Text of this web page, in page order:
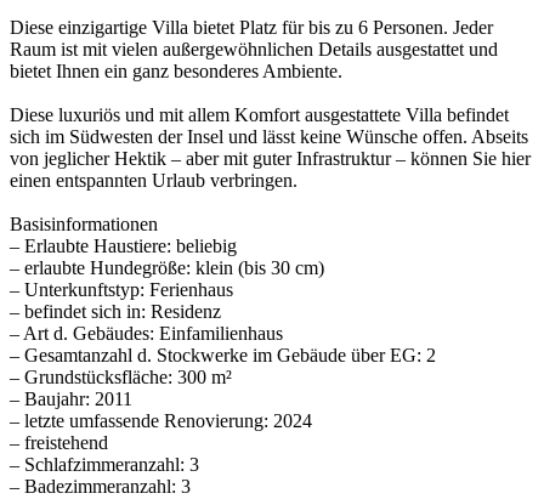
Diese einzigartige Villa bietet Platz für bis zu 6 Personen. Jeder
Raum ist mit vielen außergewöhnlichen Details ausgestattet und
bietet Ihnen ein ganz besonderes Ambiente.
Diese luxuriös und mit allem Komfort ausgestattete Villa befindet
sich im Südwesten der Insel und lässt keine Wünsche offen. Abseits
von jeglicher Hektik – aber mit guter Infrastruktur – können Sie hier
einen entspannten Urlaub verbringen.
Basisinformationen
– Erlaubte Haustiere: beliebig
– erlaubte Hundegröße: klein (bis 30 cm)
– Unterkunftstyp: Ferienhaus
– befindet sich in: Residenz
– Art d. Gebäudes: Einfamilienhaus
– Gesamtanzahl d. Stockwerke im Gebäude über EG: 2
– Grundstücksfläche: 300 m²
– Baujahr: 2011
– letzte umfassende Renovierung: 2024
– freistehend
– Schlafzimmeranzahl: 3
– Badezimmeranzahl: 3